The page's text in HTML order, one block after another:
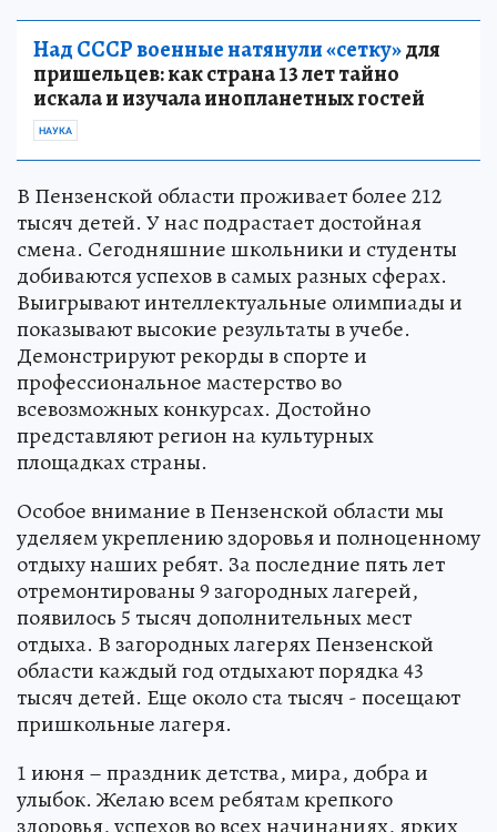
Над СССР военные натянули «сетку»для
пришельцев: как страна 13 лет тайно
искала и изучала инопланетных гостей
НАУКА
В Пензенской области проживает более 212
тысяч детей. У нас подрастает достойная
смена. Сегодняшние школьники и студенты
добиваются успехов в самых разных сферах.
Выигрывают интеллектуальные олимпиады и
показывают высокие результаты в учебе.
Демонстрируют рекорды в спорте и
профессиональное мастерство во
всевозможных конкурсах. Достойно
представляют регион на культурных
площадках страны.
Особое внимание в Пензенской области мы
уделяем укреплению здоровья и полноценному
отдыху наших ребят. За последние пять лет
отремонтированы 9 загородных лагерей,
появилось 5 тысяч дополнительных мест
отдыха. В загородных лагерях Пензенской
области каждый год отдыхают порядка 43
тысяч детей. Еще около ста тысяч - посещают
пришкольные лагеря.
1 июня – праздник детства, мира, добра и
улыбок. Желаю всем ребятам крепкого
здоровья, успехов во всех начинаниях, ярких